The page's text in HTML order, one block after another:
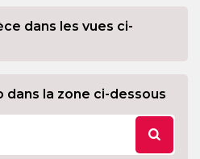
dans les vues ci-
dans la zone ci-dessous